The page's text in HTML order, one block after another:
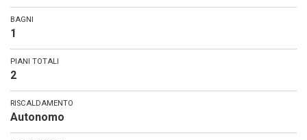
BAGNI
1
PIANI TOTALI
2
RISCALDAMENTO
Autonomo